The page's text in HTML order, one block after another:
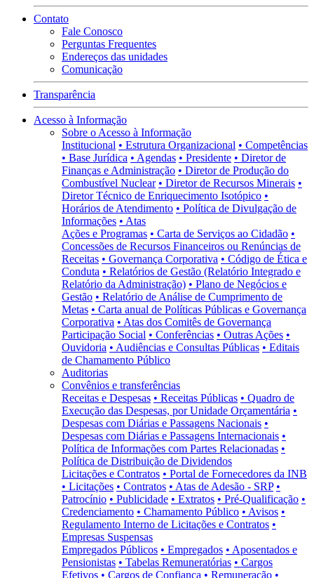
Contato
Fale Conosco
Perguntas Frequentes
Endereços das unidades
Comunicação
Transparência
Acesso à Informação
Sobre o Acesso à Informação
Institucional • Estrutura Organizacional • Competências
• Base Jurídica • Agendas • Presidente • Diretor de
Finanças e Administração • Diretor de Produção do
Combustível Nuclear • Diretor de Recursos Minerais •
Diretor Técnico de Enriquecimento Isotópico •
Horários de Atendimento • Política de Divulgação de
Informações • Atas
Ações e Programas • Carta de Serviços ao Cidadão •
Concessões de Recursos Financeiros ou Renúncias de
Receitas • Governança Corporativa • Código de Ética e
Conduta • Relatórios de Gestão (Relatório Integrado e
Relatório da Administração) • Plano de Negócios e
Gestão • Relatório de Análise de Cumprimento de
Metas • Carta anual de Políticas Públicas e Governança
Corporativa • Atas dos Comitês de Governança
Participação Social • Conferências • Outras Ações •
Ouvidoria • Audiências e Consultas Públicas • Editais
de Chamamento Público
Auditorias
Convênios e transferências
Receitas e Despesas • Receitas Públicas • Quadro de
Execução das Despesas, por Unidade Orçamentária •
Despesas com Diárias e Passagens Nacionais •
Despesas com Diárias e Passagens Internacionais •
Política de Informações com Partes Relacionadas •
Política de Distribuição de Dividendos
Licitações e Contratos • Portal de Fornecedores da INB
• Licitações • Contratos • Atas de Adesão - SRP •
Patrocínio • Publicidade • Extratos • Pré-Qualificação •
Credenciamento • Chamamento Público • Avisos •
Regulamento Interno de Licitações e Contratos •
Empresas Suspensas
Empregados Públicos • Empregados • Aposentados e
Pensionistas • Tabelas Remuneratórias • Cargos
Efetivos • Cargos de Confiança • Remuneração •